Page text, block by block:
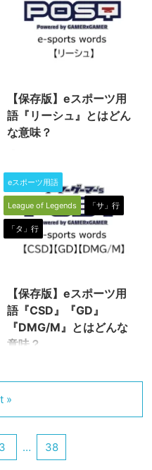
「鯖」について説明します。 ぜ
ひ、この機会に用語の意味を学ん
で、知識を深めましょう！（下に
つづく） 鯖 「鯖」（さば）とは
ーバーを略して“サバ”。ちょうど
魚の「鯖」と同じ読みになり、1
文字で表せる便利さから親しまれ
ている用語です。 派生して、サ
見かけますね。 そして ...
【保存版】eスポーツ用
語『リーシュ』とはどん
な意味？
『リーグオブレジェンド
（League of Legends／通称
LoL）』で使われる専門用語で
す。 リーシュ リーシュとは、試
合開始時にジャングラーが中立モ
ンスターを狩る際に、その補助と
リーシュ（leash）とは本来、何
かを繋ぐという意味です。犬を繋
いだり、サーフィンでボードを繋
ぐなどの紐（リーシュコード）の
eスポーツ用語
League of Legends 「サ」行
「タ」行
【保存版】eスポーツ用
語『CSD』『GD』
『DMG/M』とはどんな
意味？
『GD（ジーディー）』
（League of Legends／通称
LoL）』で使われる専門用語で
す。 これらの用語はすべて、プ
3 … 38
»